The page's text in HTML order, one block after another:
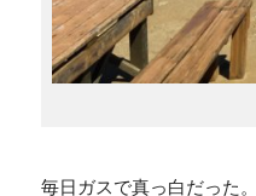
毎日ガスで真っ白だった